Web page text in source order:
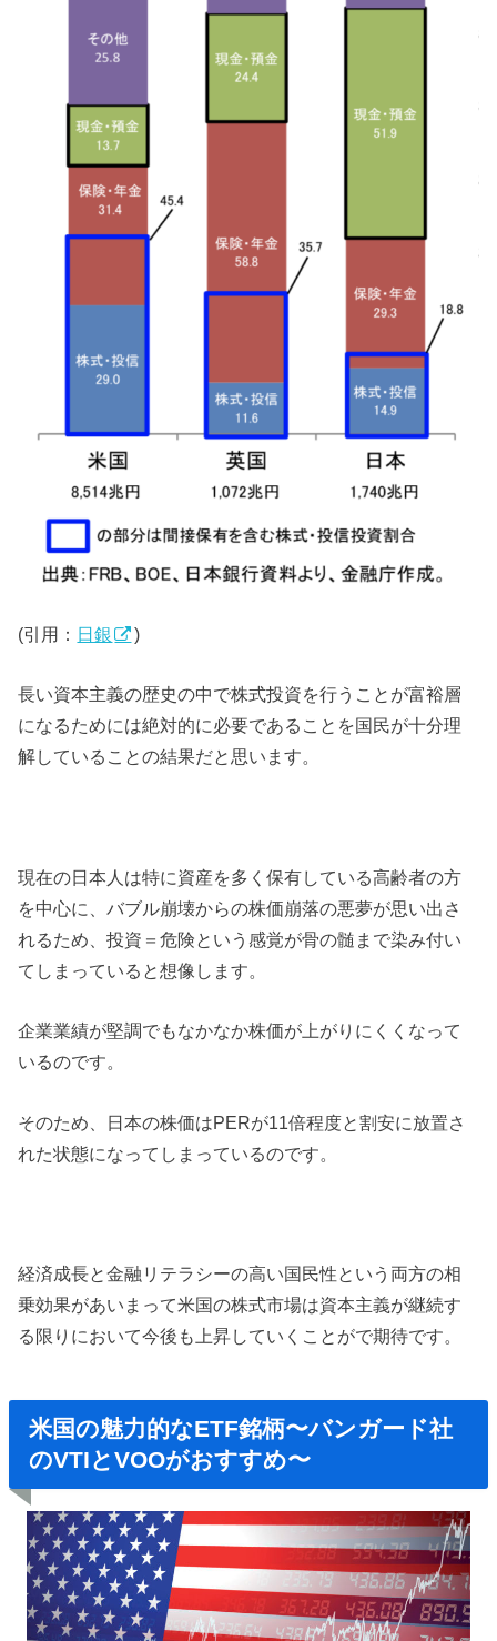
(引用： 日銀 )
長い資本主義の歴史の中で株式投資を行うことが富裕層
になるためには絶対的に必要であることを国民が十分理
解していることの結果だと思います。
現在の日本人は特に資産を多く保有している高齢者の方
を中心に、バブル崩壊からの株価崩落の悪夢が思い出さ
れるため、投資＝危険という感覚が骨の髄まで染み付い
てしまっていると想像します。
企業業績が堅調でもなかなか株価が上がりにくくなって
いるのです。
そのため、日本の株価はPERが11倍程度と割安に放置さ
れた状態になってしまっているのです。
経済成長と金融リテラシーの高い国民性という両方の相
乗効果があいまって米国の株式市場は資本主義が継続す
る限りにおいて今後も上昇していくことがで期待です。
米国の魅力的なETF銘柄〜バンガード社
のVTIとVOOがおすすめ〜